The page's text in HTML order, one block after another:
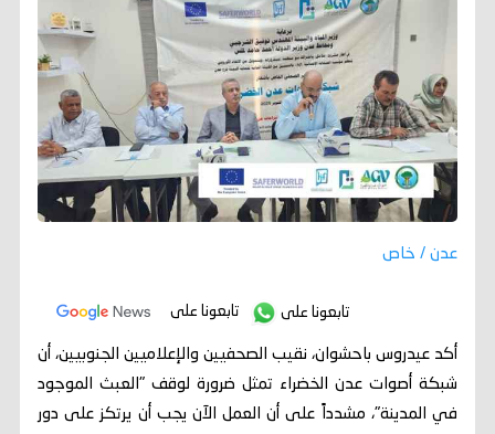
عدن / خاص
تابعونا على تابعونا على
أكد عيدروس باحشوان، نقيب الصحفيين والإعلاميين الجنوبيين، أن
شبكة أصوات عدن الخضراء تمثل ضرورة لوقف "العبث الموجود
في المدينة"، مشدداً على أن العمل الآن يجب أن يرتكز على دور